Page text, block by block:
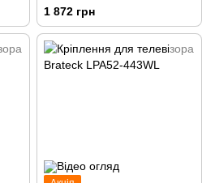
1 872 грн